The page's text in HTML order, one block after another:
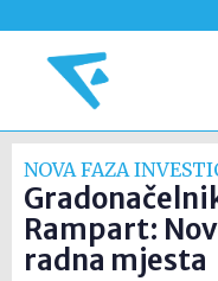
NOVA FAZA
Rampart:
radna mjesta